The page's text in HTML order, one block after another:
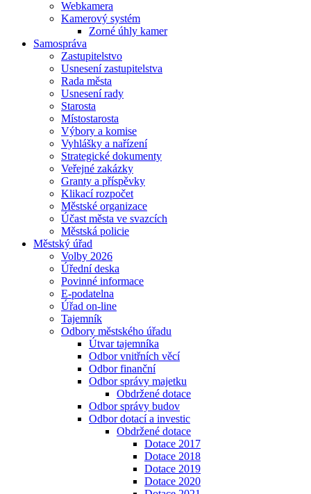
Webkamera
Kamerový systém
Zorné úhly kamer
Samospráva
Zastupitelstvo
Usnesení zastupitelstva
Rada města
Usnesení rady
Starosta
Místostarosta
Výbory a komise
Vyhlášky a nařízení
Strategické dokumenty
Veřejné zakázky
Granty a příspěvky
Klikací rozpočet
Městské organizace
Účast města ve svazcích
Městská policie
Městský úřad
Volby 2026
Úřední deska
Povinné informace
E-podatelna
Úřad on-line
Tajemník
Odbory městského úřadu
Útvar tajemníka
Odbor vnitřních věcí
Odbor finanční
Odbor správy majetku
Obdržené dotace
Odbor správy budov
Odbor dotací a investic
Obdržené dotace
Dotace 2017
Dotace 2018
Dotace 2019
Dotace 2020